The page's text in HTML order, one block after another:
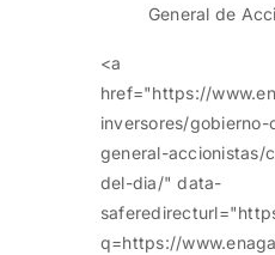
General de
<a
href="https://
inversores/
general-accionistas/
del-dia/" data-
q=https://